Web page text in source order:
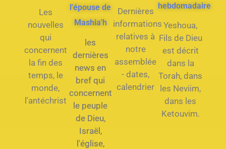
Les
nouvelles
qui
concernent
la fin des
temps, le
monde,
l'antéchrist
l'épouse de
Mashia'h
les
dernières
news en
bref qui
concernent
le peuple
de Dieu,
Israël,
l'église,
Dernières
informations
relatives à
notre
assemblée
- dates,
calendrier
hebdomadaire
Yeshoua,
Fils de Dieu
est décrit
dans la
Torah, dans
les Neviim,
dans les
Ketouvim.